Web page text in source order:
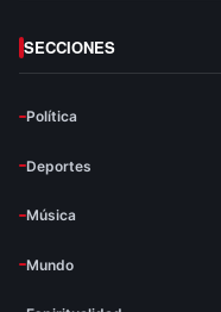
SECCIONES
Política
Deportes
Música
Mundo